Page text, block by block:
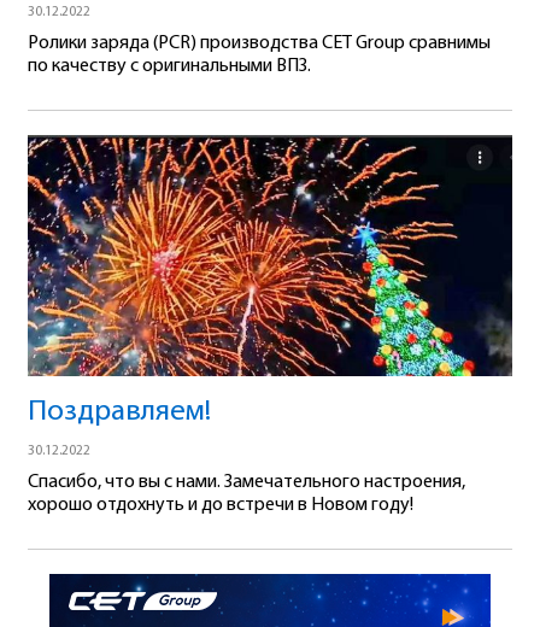
30.12.2022
Ролики заряда (PCR) производства CET Group сравнимы
по качеству с оригинальными ВПЗ.
Поздравляем!
30.12.2022
Спасибо, что вы с нами. Замечательного настроения,
хорошо отдохнуть и до встречи в Новом году!